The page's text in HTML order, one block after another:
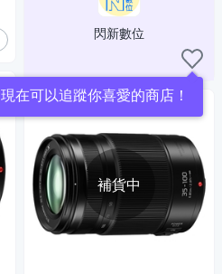
閃新數位
現在可以追蹤你喜愛的商店！
補貨中